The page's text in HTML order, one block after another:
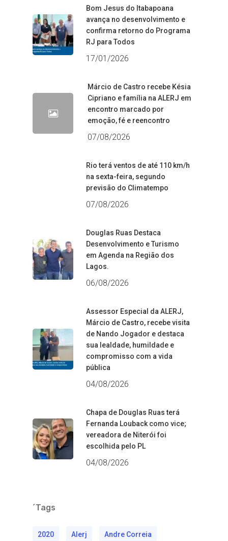
Bom Jesus do Itabapoana
avança no desenvolvimento e
confirma retorno do Programa
RJ para Todos
17/01/2026
Márcio de Castro recebe Késia
Cipriano e família na ALERJ em
encontro marcado por
emoção, fé e reencontro
07/08/2026
Rio terá ventos de até 110 km/h
na sexta-feira, segundo
previsão do Climatempo
07/08/2026
Douglas Ruas Destaca
Desenvolvimento e Turismo
em Agenda na Região dos
Lagos.
06/08/2026
Assessor Especial da ALERJ,
Márcio de Castro, recebe visita
de Nando Jogador e destaca
sua lealdade, humildade e
compromisso com a vida
pública
04/08/2026
Chapa de Douglas Ruas terá
Fernanda Louback como vice;
vereadora de Niterói foi
escolhida pelo PL
04/08/2026
´Tags
2020 Alerj Andre Correia